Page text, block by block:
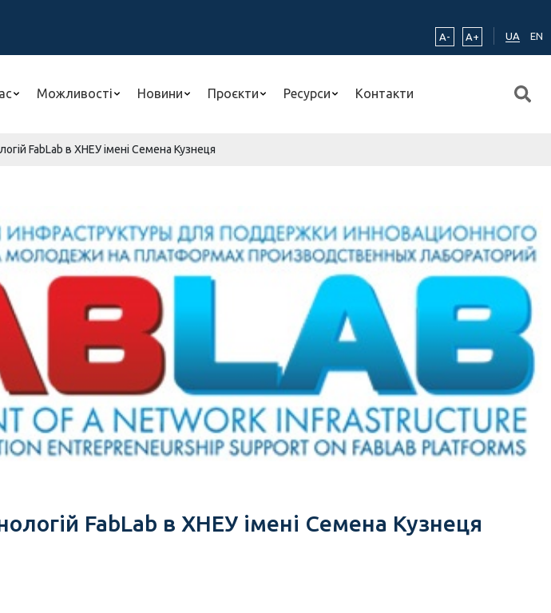
A-
A+ UA EN
Можливості Новини Проєкти Ресурси Контакти
FabLab в ХНЕУ імені Семена Кузнеця
FabLab в ХНЕУ імені Семена Кузнеця